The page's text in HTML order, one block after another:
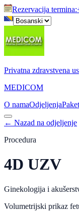
Rezervacija termina:
Privatna zdravstvena
MEDICOM
O namaOdjeljenja
← Nazad na odjeljenje
Procedura
4D UZV
Ginekologija i
Volumetrijski prikaz